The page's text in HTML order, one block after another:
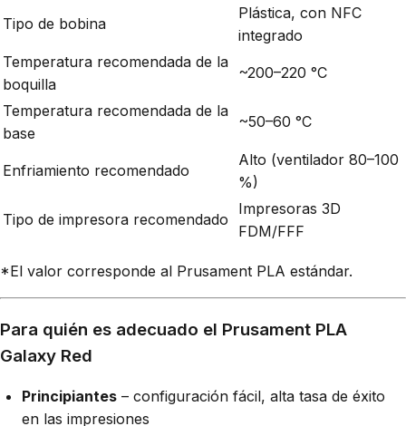
Tipo de bobina
Plástica, con NFC
integrado
Temperatura recomendada de la
boquilla
~200–220 °C
Temperatura recomendada de la
base
~50–60 °C
Enfriamiento recomendado
Alto (ventilador 80–100
%)
Tipo de impresora recomendado
Impresoras 3D
FDM/FFF
*El valor corresponde al Prusament PLA estándar.
Para quién es adecuado el Prusament PLA
Galaxy Red
Principiantes – configuración fácil, alta tasa de éxito
en las impresiones